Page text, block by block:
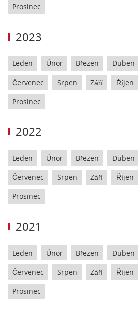
Prosinec
2023
Leden Únor Březen Duben
Červenec Srpen Září Říjen
Prosinec
2022
Leden Únor Březen Duben
Červenec Srpen Září Říjen
Prosinec
2021
Leden Únor Březen Duben
Červenec Srpen Září Říjen
Prosinec